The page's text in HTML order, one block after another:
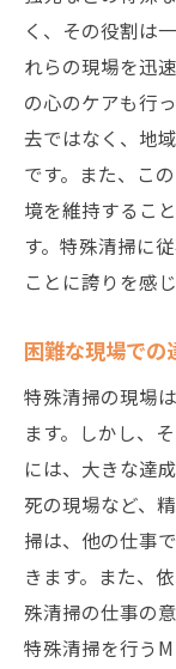
く、その役割は
れらの現場を迅
の心のケアも行
去ではなく、地
です。また、こ
境を維持するこ
す。特殊清掃に
ことに誇りを感
困難な現場での
特殊清掃の現場
ます。しかし、
には、大きな達
死の現場など、
掃は、他の仕事
きます。また、
殊清掃の仕事の
特殊清掃を行う